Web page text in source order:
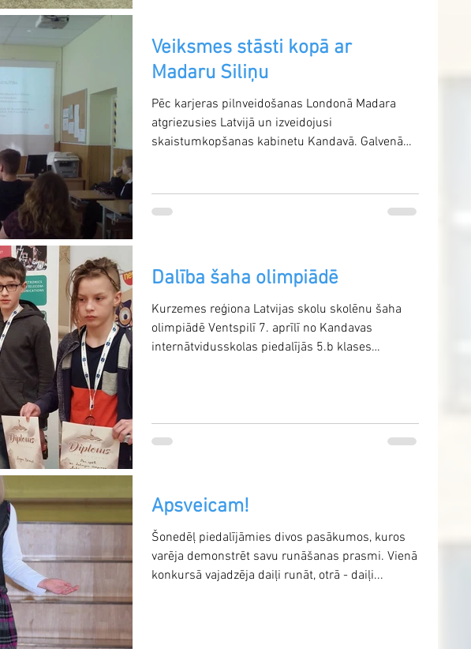
Veiksmes stāsti kopā ar
Madaru Siliņu
Pēc karjeras pilnveidošanas Londonā Madara
atgriezusies Latvijā un izveidojusi
skaistumkopšanas kabinetu Kandavā. Galvenā
Dalība šaha olimpiādē
Kurzemes reģiona Latvijas skolu skolēnu šaha
olimpiādē Ventspilī 7. aprīlī no Kandavas
internātvidusskolas piedalījās 5.b klases
Apsveicam!
Šonedēļ piedalījāmies divos pasākumos, kuros
varēja demonstrēt savu runāšanas prasmi. Vienā
konkursā vajadzēja daiļi runāt, otrā - daiļi...